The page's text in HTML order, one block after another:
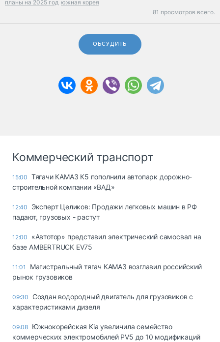
планы на 2025 год южная корея
81 просмотров всего.
ОБСУДИТЬ
Коммерческий транспорт
15:00 Тягачи КАМАЗ К5 пополнили автопарк дорожно-
строительной компании «ВАД»
12:40
Эксперт Целиков: Продажи легковых машин в РФ
падают, грузовых - растут
12:00
«Автотор» представил электрический самосвал на
базе AMBERTRUCK EV75
11:01
Магистральный тягач КАМАЗ возглавил российский
рынок грузовиков
09:30
Создан водородный двигатель для грузовиков с
характеристиками дизеля
09.08 Южнокорейская Kia увеличила семейство
коммерческих электромобилей PV5 до 10 модификаций